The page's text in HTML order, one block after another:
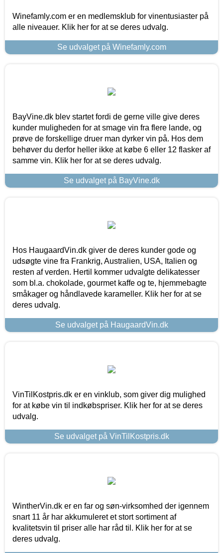
Winefamly.com er en medlemsklub for vinentusiaster på
alle niveauer. Klik her for at se deres udvalg.
Se udvalget på Winefamly.com
BayVine.dk blev startet fordi de gerne ville give deres
kunder muligheden for at smage vin fra flere lande, og
prøve de forskellige druer man dyrker vin på. Hos dem
behøver du derfor heller ikke at købe 6 eller 12 flasker af
samme vin. Klik her for at se deres udvalg.
Se udvalget på BayVine.dk
Hos HaugaardVin.dk giver de deres kunder gode og
udsøgte vine fra Frankrig, Australien, USA, Italien og
resten af verden. Hertil kommer udvalgte delikatesser
som bl.a. chokolade, gourmet kaffe og te, hjemmebagte
småkager og håndlavede karameller. Klik her for at se
deres udvalg.
Se udvalget på HaugaardVin.dk
VinTilKostpris.dk er en vinklub, som giver dig mulighed
for at købe vin til indkøbspriser. Klik her for at se deres
udvalg.
Se udvalget på VinTilKostpris.dk
WintherVin.dk er en far og søn-virksomhed der igennem
snart 11 år har akkumuleret et stort sortiment af
kvalitetsvin til priser alle har råd til. Klik her for at se
deres udvalg.